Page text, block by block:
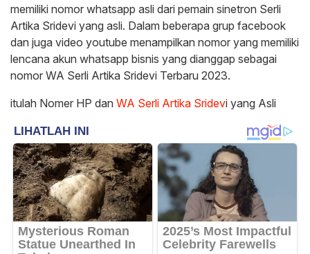
memiliki nomor whatsapp asli dari pemain sinetron Serli
Artika Sridevi yang asli. Dalam beberapa grup facebook
dan juga video youtube menampilkan nomor yang memiliki
lencana akun whatsapp bisnis yang dianggap sebagai
nomor WA Serli Artika Sridevi Terbaru 2023.
itulah Nomer HP dan WA Serli Artika Sridevi yang Asli